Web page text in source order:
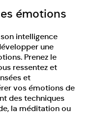
émotions
intelligence
une
Prenez le
ressentez et
et
vos émotions de
des techniques
la méditation ou